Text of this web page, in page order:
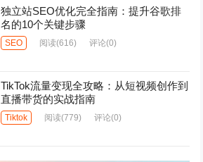
独立站SEO优化完全指南：提升谷歌排
名的10个关键步骤
SEO 阅读(616) 评论(0)
TikTok流量变现全攻略：从短视频创作到
直播带货的实战指南
Tiktok 阅读(779) 评论(0)